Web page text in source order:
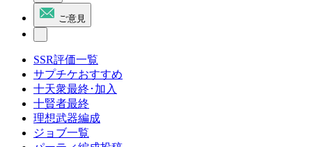
ご意見
SSR評価一覧
サプチケおすすめ
十天衆最終･加入
十賢者最終
理想武器編成
ジョブ一覧